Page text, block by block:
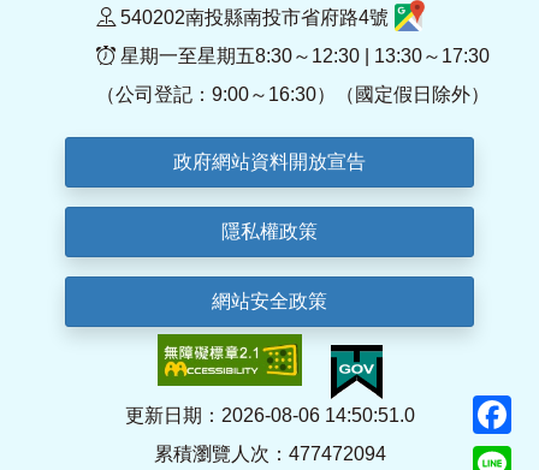
540202南投縣南投市省府路4號
星期一至星期五8:30～12:30 | 13:30～17:30
（公司登記：9:00～16:30）（國定假日除外）
政府網站資料開放宣告
隱私權政策
網站安全政策
更新日期：2026-08-06 14:50:51.0
累積瀏覽人次：477472094